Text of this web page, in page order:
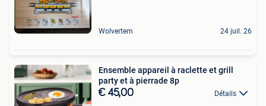
Wolvertem 24 juil. 26
Ensemble appareil à raclette et grill
party et à pierrade 8p
€ 45,00 Détails